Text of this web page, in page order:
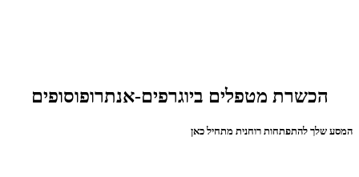
הכשרת מטפלים ביוגרפים-אנתרופוסופים
המסע שלך להתפתחות רוחנית מתחיל כאן